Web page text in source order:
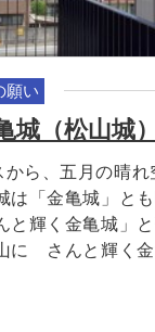
願い
城（松山城）
ら、五月の晴
は「金亀城」と
と輝く金亀城」
に さんと輝く